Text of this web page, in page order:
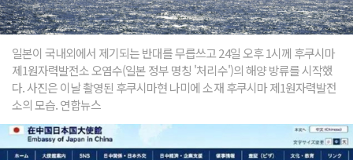
일본이 국내외에서 제기되는 반대를 무릅쓰고 24일 오후 1시께 후쿠시마
제1원자력발전소 오염수(일본 정부 명칭 '처리수')의 해양 방류를 시작했
다. 사진은 이날 촬영된 후쿠시마현 나미에 소재 후쿠시마 제1원자력발전
소의 모습. 연합뉴스